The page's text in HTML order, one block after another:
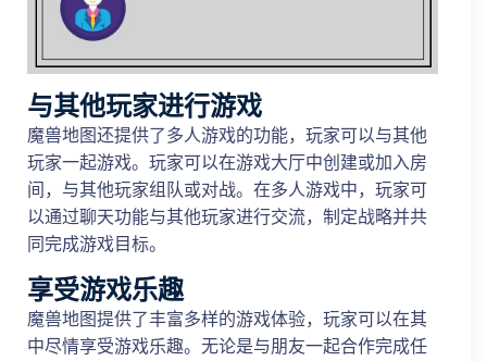
与其他玩家进行游戏
魔兽地图还提供了多人游戏的功能，玩家可以与其他
玩家一起游戏。玩家可以在游戏大厅中创建或加入房
间，与其他玩家组队或对战。在多人游戏中，玩家可
以通过聊天功能与其他玩家进行交流，制定战略并共
同完成游戏目标。
享受游戏乐趣
魔兽地图提供了丰富多样的游戏体验，玩家可以在其
中尽情享受游戏乐趣。无论是与朋友一起合作完成任